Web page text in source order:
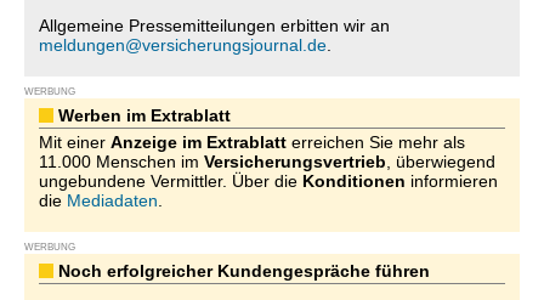
Allgemeine Pressemitteilungen erbitten wir an
meldungen@versicherungsjournal.de
WERBUNG
Werben im Extrablatt
Mit einer Anzeige im Extrablatt erreichen Sie mehr als
11.000 Menschen im Versicherungsvertrieb , überwiegend
ungebundene Vermittler. Über die Konditionen informieren
die Mediadaten
WERBUNG
Noch erfolgreicher Kundengespräche führen